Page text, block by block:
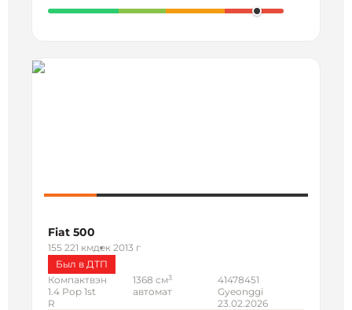
Fiat 500
155 221 кмдек 2013 г
Был в ДТП
Компактвэн
1.4 Pop 1st
R
1368 см3
автомат
41478451
Gyeonggi
23.02.2026